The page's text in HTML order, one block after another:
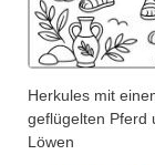
Herkules mit
geflügelten Pferd
Löwen